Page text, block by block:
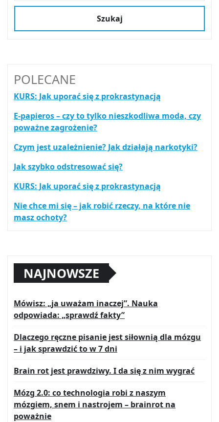
Szukaj
POLECANE
KURS: Jak uporać się z prokrastynacją
E-papieros – czy to tylko nieszkodliwa moda, czy
poważne zagrożenie?
Czym jest uzależnienie? Jak działają narkotyki?
Jak szybko odstresować się?
KURS: Jak uporać się z prokrastynacją
Nie chce mi się – jak robić rzeczy, na które nie
masz ochoty?
NAJNOWSZE
Mówisz: „ja uważam inaczej”. Nauka
odpowiada: „sprawdź fakty”
Dlaczego ręczne pisanie jest siłownią dla mózgu
– i jak sprawdzić to w 7 dni
Brain rot jest prawdziwy. I da się z nim wygrać
Mózg 2.0: co technologia robi z naszym
mózgiem, snem i nastrojem – brainrot na
poważnie